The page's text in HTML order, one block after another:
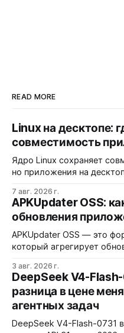
READ MORE
Linux на десктопе:
совместимость
Ядро Linux сохраняет
но приложения на
Разработчики обвиняют
создании искусственных
платят за это
7 авг. 2026 г.
APKUpdater OSS:
обновления
APKUpdater OSS — это
который агрегирует
установку через Session
требует ручной проверки
от качества метаданных
3 авг. 2026 г.
DeepSeek V4-
разница в цене
агентных задач
DeepSeek V4-Flash-0731